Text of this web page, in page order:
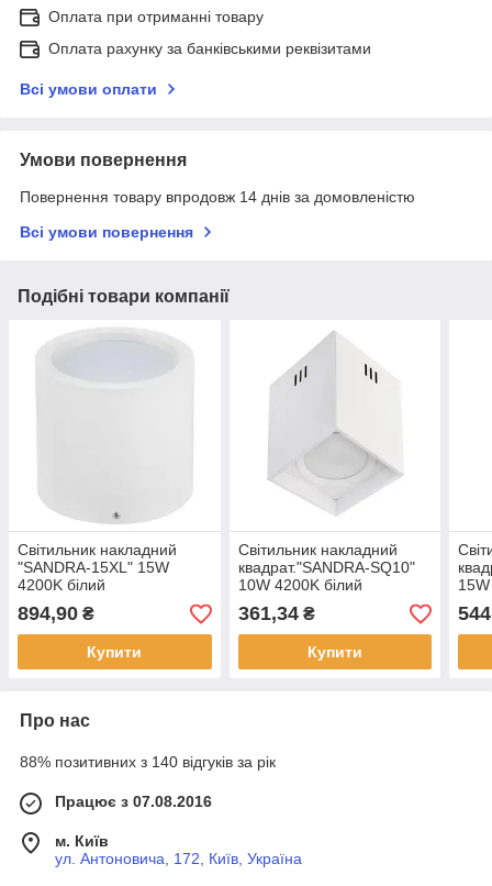
Оплата при отриманні товару
Оплата рахунку за банківськими реквізитами
Всі умови оплати
Умови повернення
Повернення товару впродовж 14 днів за домовленістю
Всі умови повернення
Подібні товари компанії
Світильник накладний
"SANDRA-15XL" 15W
4200K білий
894,90 ₴
Купити
Світильник накладний
квадрат."SANDRA-SQ10"
10W 4200K білий
361,34₴
Купити
Про нас
88% позитивних з 140 відгуків за рік
Працює з 07.08.2016
м. Київ
ул. Антоновича, 172, Київ, Україна